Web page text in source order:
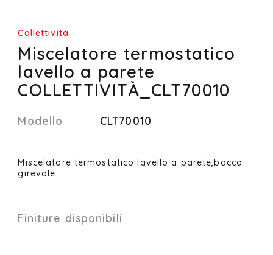
Collettività
Miscelatore termostatico
lavello a parete
COLLETTIVITÀ_CLT70010
Modello CLT70010
Miscelatore termostatico lavello a parete,bocca
girevole
Finiture disponibili